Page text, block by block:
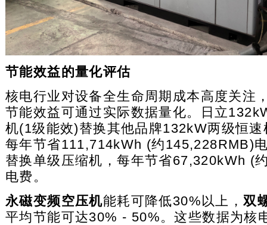
节能效益的量化评估
核电行业对设备全生命周期成本高度关注
节能效益可通过实际数据量化。日立
机(1级能效)替换其他品牌132kW两级恒
每年节省111,714kWh (约145,228RMB)
替换单级压缩机，每年节省67,320kWh (
电费。
永磁变频空压机能耗可降低30%以上，双
平均节能可达30% - 50%。这些数据为核